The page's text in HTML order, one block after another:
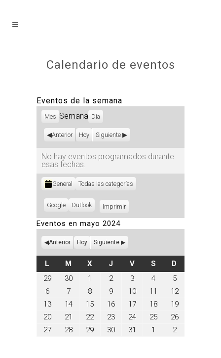
Calendario de eventos
Eventos de la semana
Mes Semana Día
Anterior Hoy Siguiente
No hay eventos programados durante
esas fechas.
Categorías
General Todas las categorías
Subscribe
Google
Subscribe
Outlook ImprimirVistas
Eventos en mayo 2024
Anterior Hoy Siguiente
L LUNES
M MARTES
XMIÉRCOLES
J JUEVES
VVIERNES
SSÁBADO
D
29abril 30abril
1
2024
2mayo
2024
3mayo
3,
2024
4mayo
4,
2024
5mayo
5,
2024
6mayo
6,
2024
7mayo
7,
2024
8mayo
8,
2024
9mayo
9,
2024
10mayo
10,
11
mayo
2024
12mayo
12,
2024
13mayo
2024
14mayo
2024
15mayo
2024
16mayo
2024
17mayo
2024
18mayo
18,
2024
19mayo
19,
2024
20mayo
20,
2024
21
mayo
2024
22mayo
2024
23mayo
2024
24mayo25mayo26mayo
27mayo28mayo29mayo30mayo31
mayo1 2junio